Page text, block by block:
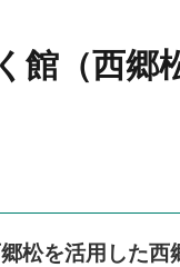
館（西郷
郷松を活用した西